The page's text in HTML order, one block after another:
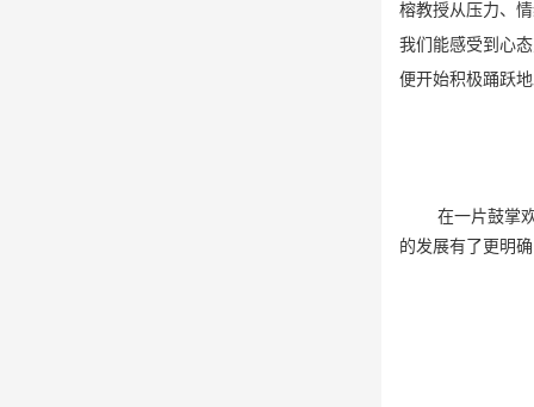
榕教授从压力、
我们能感受到心
便开始积极踊跃
在一片鼓掌
的发展有了更明